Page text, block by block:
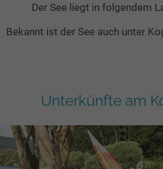
Der See liegt in folgendem
Bekannt ist der See auch unter
Unterkünfte am